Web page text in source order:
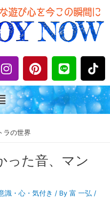
I
n
s
t
a
r
m
P
i
n
t
e
t
L
i
n
e
ラの世界
った音、マン
識・心・気付き / By 富 一弘 /